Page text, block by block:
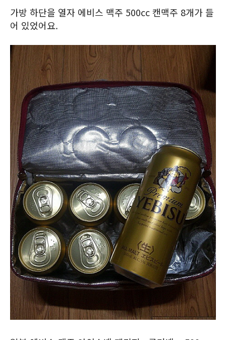
가방 하단을 열자 에비스 맥주 500cc 캔맥주 8개가 들
어 있었어요.